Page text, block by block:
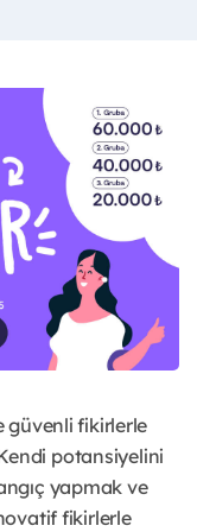
güvenli fikirlerle
potansiyelini
yapmak ve
fikirlerle